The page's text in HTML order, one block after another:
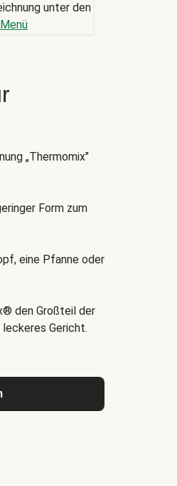
unter den
„Thermomix"
Form zum
eine Pfanne oder
den Großteil der
Gericht.